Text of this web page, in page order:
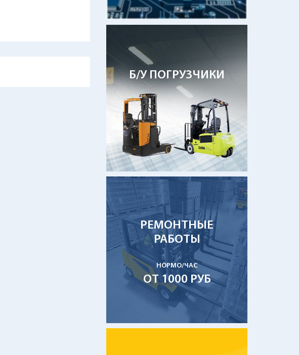
Б/У ПОГРУЗЧИКИ
РЕМОНТНЫЕ
РАБОТЫ
НОРМО/ЧАС
ОТ 1000 РУБ